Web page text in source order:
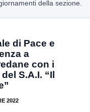
della sezione.
di Pace e
a
con i
S.A.I. “Il
2022